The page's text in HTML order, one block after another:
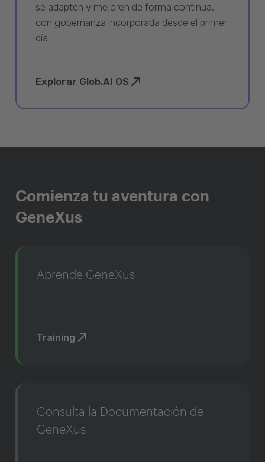
se adapten y mejoren de forma continua,
con gobernanza incorporada desde el primer
día.
Explorar Glob.AI OS
Comienza tu aventura con
GeneXus
Aprende GeneXus
Training
Consulta la Documentación de
GeneXus